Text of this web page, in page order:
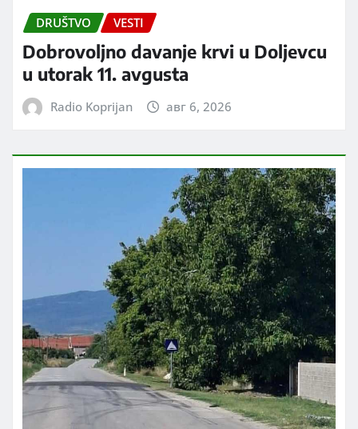
DRUŠTVO VESTI
Dobrovoljno davanje krvi u Doljevcu
u utorak 11. avgusta
Radio Koprijan авг 6, 2026